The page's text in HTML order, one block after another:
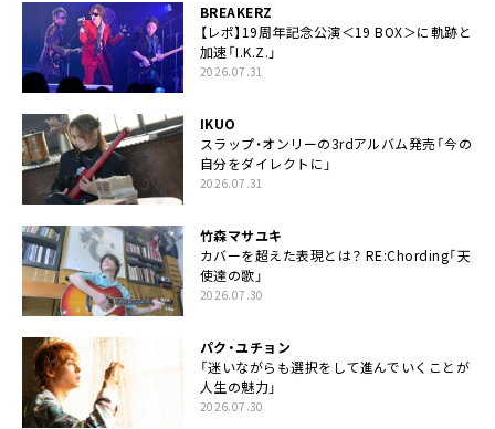
BREAKERZ
【レポ】19周年記念公演＜19 BOX＞に軌跡と
加速「I.K.Z.」
2026.07.31
IKUO
スラップ・オンリーの3rdアルバム発売「今の
自分をダイレクトに」
2026.07.31
竹森マサユキ
カバーを超えた表現とは？ RE:Chording「天
使達の歌」
2026.07.30
パク・ユチョン
「迷いながらも選択をして進んでいくことが
人生の魅力」
2026.07.30